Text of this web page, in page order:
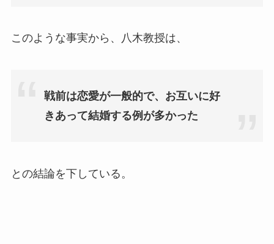
このような事実から、八木教授は、
戦前は恋愛が一般的で、お互いに好
きあって結婚する例が多かった
との結論を下している。